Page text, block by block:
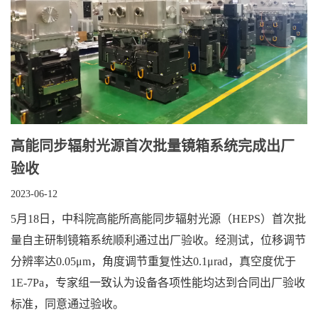
高能同步辐射光源首次批量镜箱系统完成出厂
验收
2023-06-12
5月18日，中科院高能所高能同步辐射光源（HEPS）首次批
量自主研制镜箱系统顺利通过出厂验收。经测试，位移调节
分辨率达0.05μm，角度调节重复性达0.1μrad，真空度优于
1E-7Pa，专家组一致认为设备各项性能均达到合同出厂验收
标准，同意通过验收。